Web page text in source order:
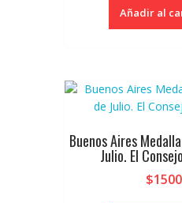
Añadir al
Buenos Aires
Julio. El
$